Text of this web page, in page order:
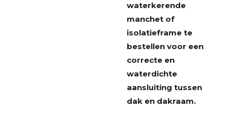
waterkerende
manchet of
isolatieframe te
bestellen voor een
correcte en
waterdichte
aansluiting tussen
dak en dakraam.